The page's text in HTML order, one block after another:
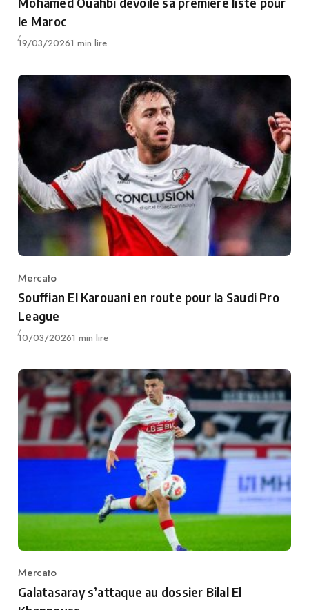
le Maroc
Publié
19/03/20261 min lire
Category
Mercato
Souffian El Karouani en route pour la Saudi Pro
League
Publié
10/03/20261 min lire
Category
Mercato
Galatasaray s’attaque au dossier Bilal El